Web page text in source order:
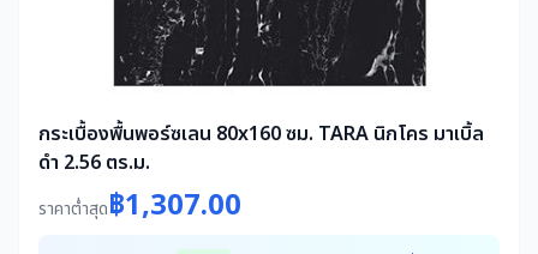
กระเบื้องพื้นพอร์ซเลน 80x160 ซม. TARA นิกโคร มาเบิ้ล
ดำ 2.56 ตร.ม.
ราคาต่ำสุด฿1,307.00